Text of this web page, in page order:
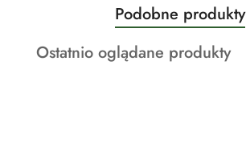
Pomiń karuzelę produktów
Produkty
o
statusie:
Podobne produkty
Produkty
Ostatnio oglądane produkty